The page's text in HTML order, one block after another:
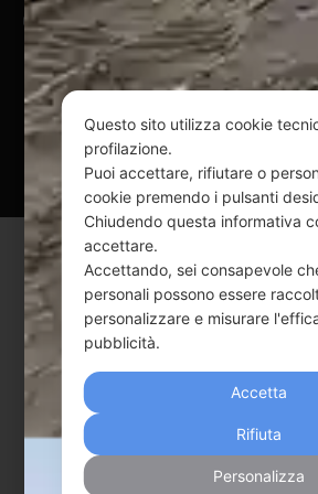
@ Copyright 2024 Webpesca è un
Andrenacci P.Iva
Via G. Galilei n. 2 – 64018 Tortoreto
Mail:info@webpesca.it| Pec:
Questo sito è protetto da
Privacy Policy eTerms of
Questo sito utilizza cookie
profilazione.
Puoi accettare, rifiutare o
cookie premendo i pulsanti
Chiudendo questa informativa
accettare.
Accettando, sei consapevole
personali possono essere
personalizzare e misurare
pubblicità.
Accetta
Rifiuta
Personalizza